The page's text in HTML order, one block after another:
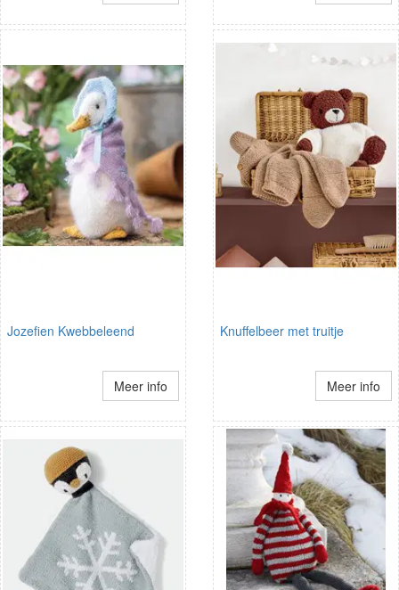
Jozefien Kwebbeleend
Meer info
Knuffelbeer met truitje
Meer info